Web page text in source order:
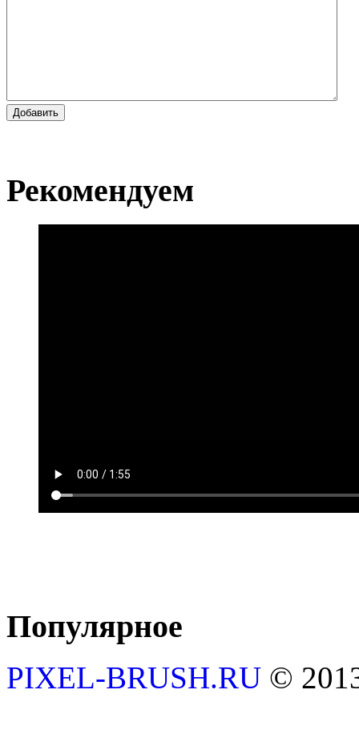
Добавить
Рекомендуем
Популярное
PIXEL-BRUSH.RU ©